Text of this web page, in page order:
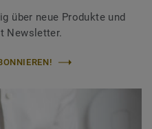
über neue Produkte und
Newsletter.